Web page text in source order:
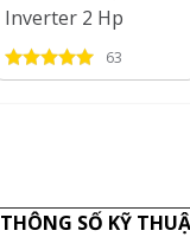
Inverter 2 Hp
MCUCE-18CRFN8
63
THÔNG SỐ KỸ